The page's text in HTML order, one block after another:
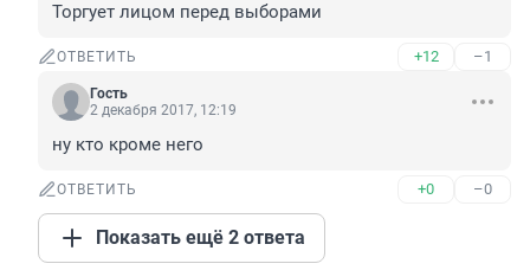
Торгует лицом перед выборами
ОТВЕТИТЬ +12 –1
Гость
2 декабря 2017, 12:19
ну кто кроме него
ОТВЕТИТЬ +0 –0
Показать ещё 2 ответа